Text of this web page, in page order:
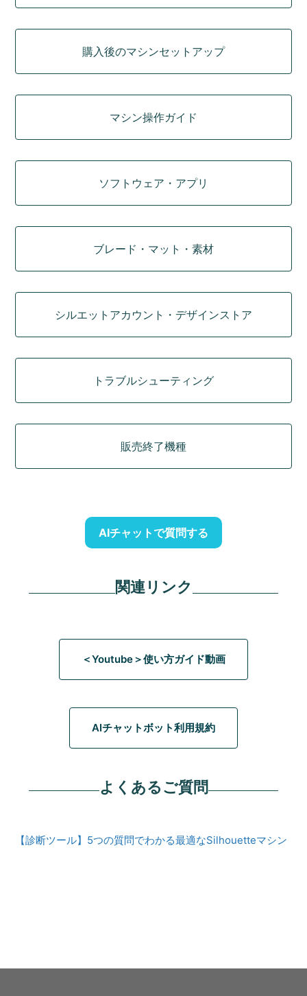
購入後のマシンセットアップ
マシン操作ガイド
ソフトウェア・アプリ
ブレード・マット・素材
シルエットアカウント・デザインストア
トラブルシューティング
販売終了機種
AIチャットで質問する
関連リンク
＜Youtube＞使い方ガイド動画
AIチャットボット利用規約
よくあるご質問
【診断ツール】5つの質問でわかる最適なSilhouetteマシン